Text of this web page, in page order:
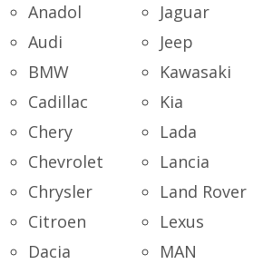
Anadol
Audi
BMW
Cadillac
Chery
Chevrolet
Chrysler
Citroen
Dacia
Jaguar
Jeep
Kawasaki
Kia
Lada
Lancia
Land Rover
Lexus
MAN